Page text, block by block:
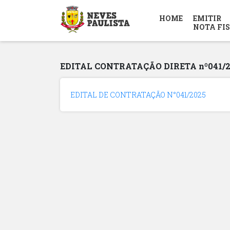
HOME
EMITIR
NOTA
EDITAL CONTRATAÇÃO DIRETA nº041/
EDITAL DE CONTRATAÇÃO N°041/2025